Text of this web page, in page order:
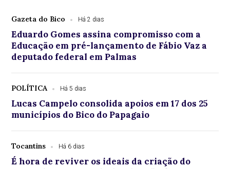
Gazeta do Bico Há 2 dias
Eduardo Gomes assina compromisso com a
Educação em pré-lançamento de Fábio Vaz a
deputado federal em Palmas
POLÍTICA Há 5 dias
Lucas Campelo consolida apoios em 17 dos 25
municípios do Bico do Papagaio
Tocantins Há 6 dias
É hora de reviver os ideais da criação do